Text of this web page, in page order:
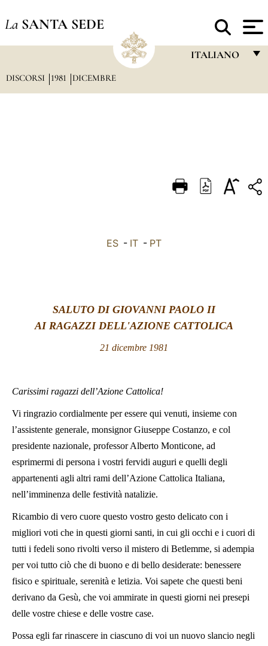
La SANTA SEDE
ITALIANO
DEUTSCH
DISCORSI 1981 DICEMBRE
ES - IT - PT
SALUTO DI GIOVANNI PAOLO II
AI RAGAZZI DELL'AZIONE CATTOLICA
21 dicembre 1981
Carissimi ragazzi dell’Azione Cattolica!
Vi ringrazio cordialmente per essere qui venuti, insieme con
l’assistente generale, monsignor Giuseppe Costanzo, e col
presidente nazionale, professor Alberto Monticone, ad
esprimermi di persona i vostri fervidi auguri e quelli degli
appartenenti agli altri rami dell’Azione Cattolica Italiana,
nell’imminenza delle festività natalizie.
Ricambio di vero cuore questo vostro gesto delicato con i
migliori voti che in questi giorni santi, in cui gli occhi e i cuori di
tutti i fedeli sono rivolti verso il mistero di Betlemme, si adempia
per voi tutto ciò che di buono e di bello desiderate: benessere
fisico e spirituale, serenità e letizia. Voi sapete che questi beni
derivano da Gesù, che voi ammirate in questi giorni nei presepi
delle vostre chiese e delle vostre case.
Possa egli far rinascere in ciascuno di voi un nuovo slancio negli